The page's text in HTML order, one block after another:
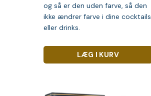
og så er den uden farve, så den
ikke ændrer farve i dine cocktails
eller drinks.
LÆG I KURV